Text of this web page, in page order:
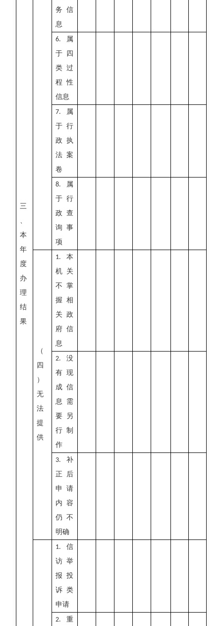
三
、
本
年
度
办
理
结
果
务信
息
6. 属
于四
类过
程性
信息
7. 属
于行
政执
法案
卷
8. 属
于行
政查
询事
项
（
四
）
无
法
提
供
1. 本
机关
不掌
握相
关政
府信
息
2. 没
有现
成信
息需
要另
行制
作
3. 补
正后
申请
内容
仍不
明确
1. 信
访举
报投
诉类
申请
2. 重